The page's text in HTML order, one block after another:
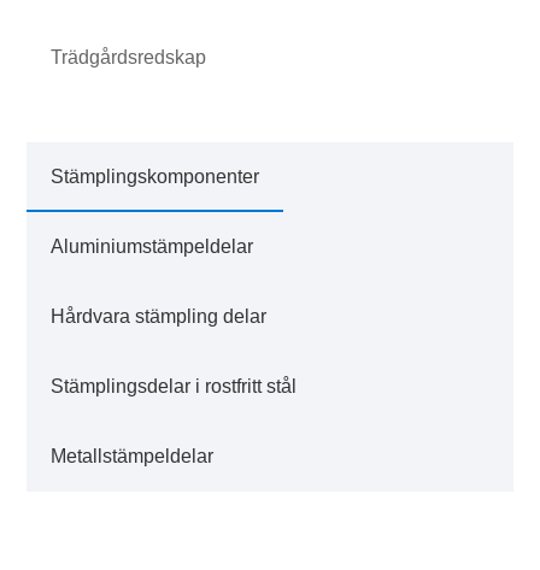
Trädgårdsredskap
Stämplingskomponenter
Aluminiumstämpeldelar
Hårdvara stämpling delar
Stämplingsdelar i rostfritt stål
Metallstämpeldelar